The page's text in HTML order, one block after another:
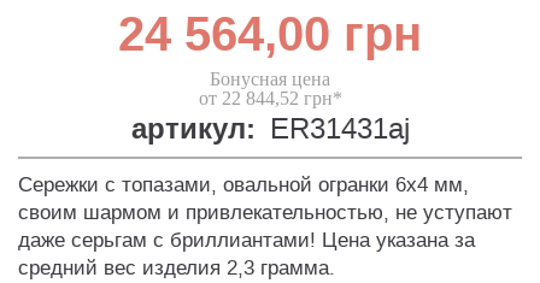
24 564,00 грн
Бонусная цена
от 22 844,52 грн*
артикул: ER31431aj
Сережки с топазами, овальной огранки 6х4 мм,
своим шармом и привлекательностью, не уступают
даже серьгам с бриллиантами! Цена указана за
средний вес изделия 2,3 грамма.